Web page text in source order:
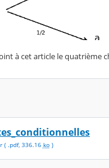
à cet article le quatrième
( .pdf, 336.16 ko)